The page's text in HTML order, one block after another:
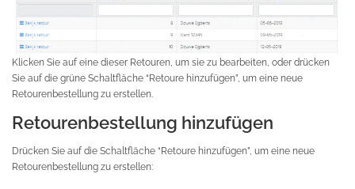
Klicken Sie auf eine dieser Retouren, um sie zu bearbeiten, oder drücken
Sie auf die grüne Schaltfläche “Retoure hinzufügen”, um eine neue
Retourenbestellung zu erstellen.
Retourenbestellung hinzufügen
Drücken Sie auf die Schaltfläche “Retoure hinzufügen”, um eine neue
Retourenbestellung zu erstellen: